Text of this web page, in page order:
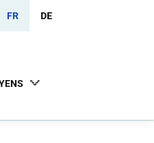
FR DE